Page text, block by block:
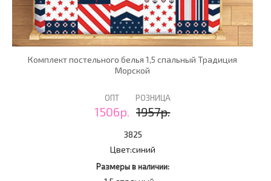
Комплект постельного белья 1,5 спальный Традиция
Морской
ОПТ
1506р.
РОЗНИЦА
1957р.
3825
Цвет:синий
Размеры в наличии: